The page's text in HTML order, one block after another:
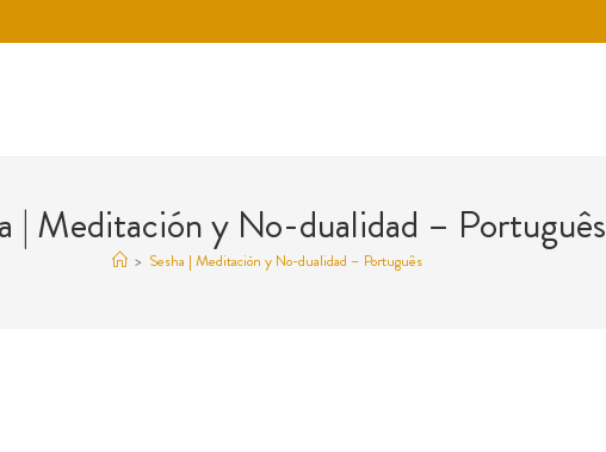
| Meditación y No-dualidad – Português
> Sesha | Meditación y No-dualidad – Português